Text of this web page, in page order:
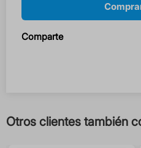
Comparte
Otros clientes también